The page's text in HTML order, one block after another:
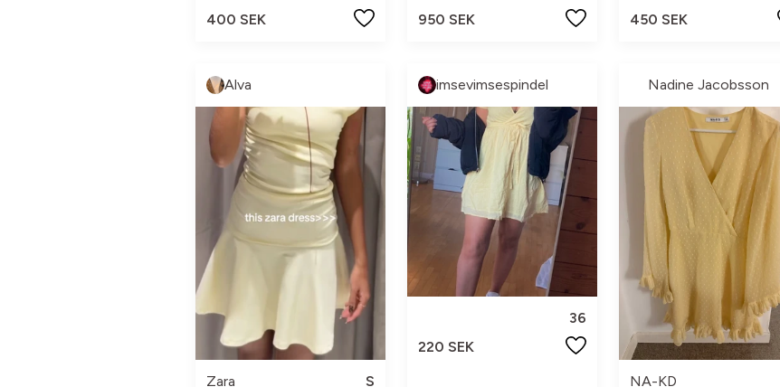
400 SEK
950 SEK
450 SEK
Alva
Zara
S
imsevimsespindel
36
220 SEK
Nadine Jacobsson
NA-KD